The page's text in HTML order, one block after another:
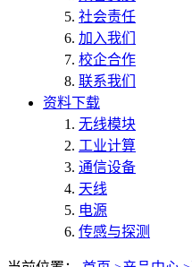
社会责任
加入我们
校企合作
联系我们
资料下载
无线模块
工业计算
通信设备
天线
电源
传感与探测